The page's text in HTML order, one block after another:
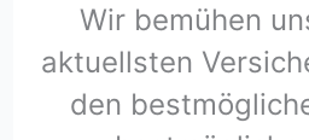
Wir bemühen
aktuellsten
den